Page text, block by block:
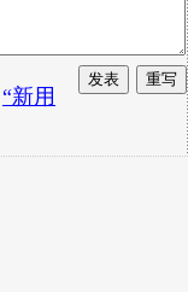
“新用